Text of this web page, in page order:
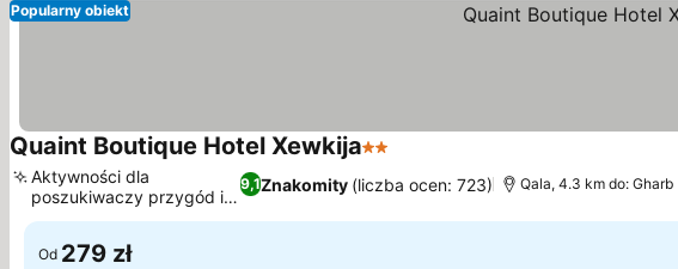
Popularny obiekt
Quaint Boutique Hotel Xewkija2 Kategoria
9,1Znakomity (liczba ocen: 723)
Aktywności dla
poszukiwaczy przygód i
relaksu
Qala, 4.3 km do: Gharb
Od 279 zł